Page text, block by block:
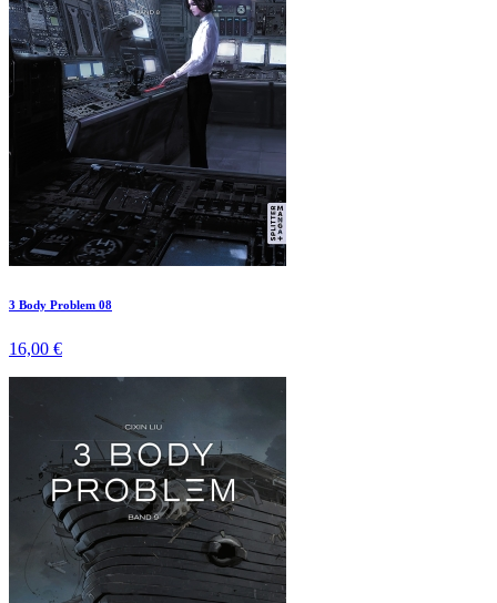
3 Body Problem 08
16,00 €